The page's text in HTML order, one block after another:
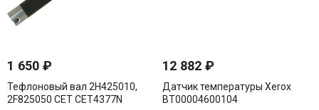
1 650 ₽
Тефлоновый вал 2H425010,
2F825050 CET CET4377N
12 882₽
Датчик температуры Xerox
BT00004600104